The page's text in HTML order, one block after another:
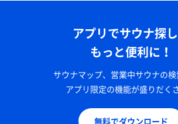
アプリでサウナ探
もっと便利に！
サウナマップ、営業中サウナの検
アプリ限定の機能が盛りだく
無料でダウンロード